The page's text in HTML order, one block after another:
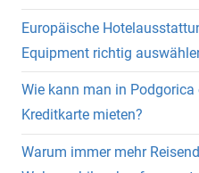
Europäische
Equipment richtig
Wie kann man in
Kreditkarte mieten?
Warum immer mehr